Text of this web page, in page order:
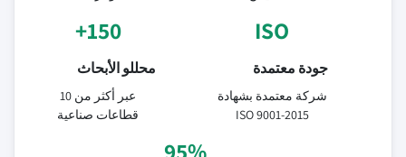
ISO
جودة معتمدة
شركة معتمدة بشهادة
ISO 9001-2015
150+
محللو الأبحاث
عبر أكثر من 10
قطاعات صناعية